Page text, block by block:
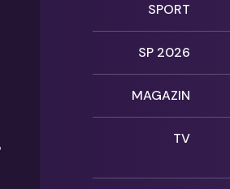
SPORT
SP 2026
MAGAZIN
TV